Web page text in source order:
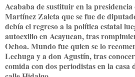
Acababa de sustituir en la
Martínez Zaleta que se fue de
debía el regreso a la política estatal
autoexilio en Acayucan, tras
Ochoa. Mundo fue quien se lo
Lechuga y a don Agustín, tras
comida con dos periodistas en la casa